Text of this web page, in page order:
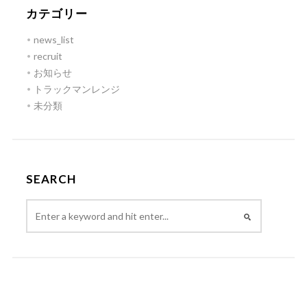
カテゴリー
news_list
recruit
お知らせ
トラックマンレンジ
未分類
SEARCH